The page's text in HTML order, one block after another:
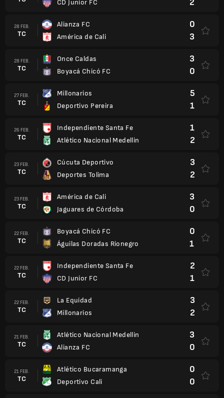
CD Junior FC
2
28 FEB.
TC
Alianza FC
América de Cali
0
3
28 FEB.
TC
Once Caldas
Boyacá Chicó FC
3
0
27 FEB.
TC
Millonarios
Deportivo Pereira
5
1
26 FEB.
TC
Independiente Santa Fe
Atlético Nacional Medellin
1
2
23 FEB.
TC
Cúcuta Deportivo
Deportes Tolima
3
2
23 FEB.
TC
América de Cali
Jaguares de Córdoba
3
0
22 FEB.
TC
Boyacá Chicó FC
Águilas Doradas Rionegro
0
1
22 FEB.
TC
Independiente Santa Fe
CD Junior FC
2
1
22 FEB.
TC
La Equidad
Millonarios
3
2
21 FEB.
TC
Atlético Nacional Medellin
Alianza FC
3
0
21 FEB.
TC
Atlético Bucaramanga
Deportivo Cali
0
0